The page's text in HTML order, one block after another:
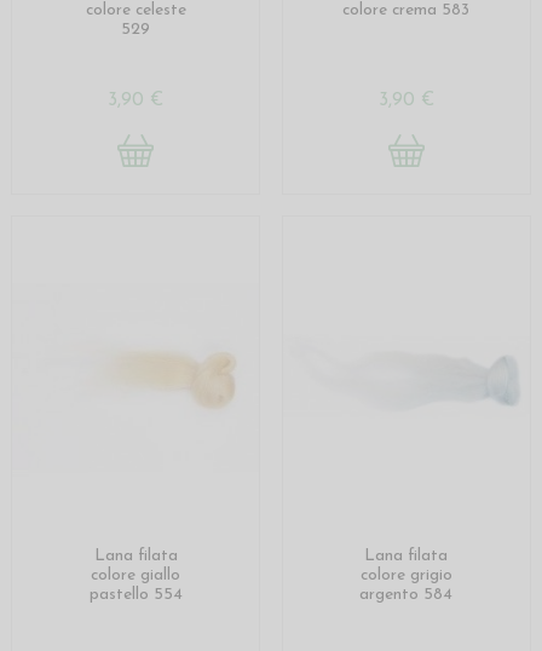
colore celeste
529
3,90 €
colore crema 583
3,90 €
Lana filata
colore giallo
pastello 554
Lana filata
colore grigio
argento 584